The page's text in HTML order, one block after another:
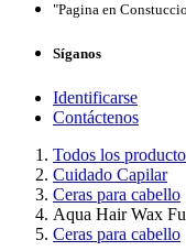
"Pagina en
Síganos
Identificarse
Contáctenos
Todos los
Cuidado Capilar
Ceras para cabello
Aqua Hair Wax
Ceras para cabello